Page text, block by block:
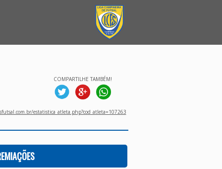
COMPARTILHE TAMBÉM!
estatistica_atleta.php?cod_atleta=107263